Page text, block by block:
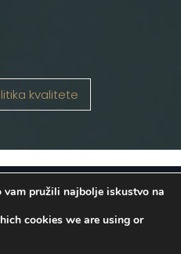
kvalitete
2026
. Configured
prava pridržana.
pružili najbolje iskustvo na
cookies we are using or